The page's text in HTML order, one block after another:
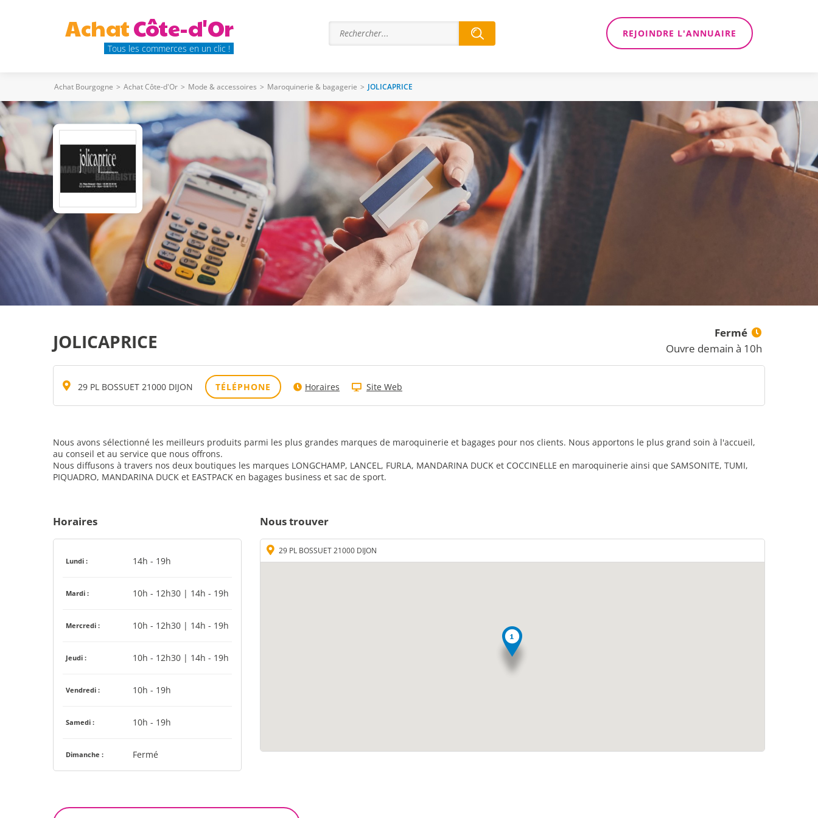
AchatCôte-d'Or
Tous les commerces en un clic !
REJOINDRE L'ANNUAIRE
Achat Bourgogne > Achat Côte-d'Or > Mode & accessoires > Maroquinerie & bagagerie > JOLICAPRICE
JOLICAPRICE
Fermé
Ouvre demain à 10h
29 PL BOSSUET 21000 DIJON TÉLÉPHONE Horaires Site Web
Nous avons sélectionné les meilleurs produits parmi les plus grandes marques de maroquinerie et bagages pour nos clients. Nous apportons le plus grand soin à l'accueil,
au conseil et au service que nous offrons.
Nous diffusons à travers nos deux boutiques les marques LONGCHAMP, LANCEL, FURLA, MANDARINA DUCK et COCCINELLE en maroquinerie ainsi que SAMSONITE, TUMI,
PIQUADRO, MANDARINA DUCK et EASTPACK en bagages business et sac de sport.
Horaires
Lundi : 14h - 19h
Mardi : 10h - 12h30 | 14h - 19h
Mercredi : 10h - 12h30 | 14h - 19h
Jeudi : 10h - 12h30 | 14h - 19h
Vendredi : 10h - 19h
Samedi : 10h - 19h
Dimanche : Fermé
Nous trouver
29 PL BOSSUET 21000 DIJON